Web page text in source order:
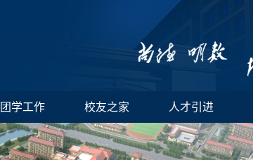
团学工作 校友之家 人才引进